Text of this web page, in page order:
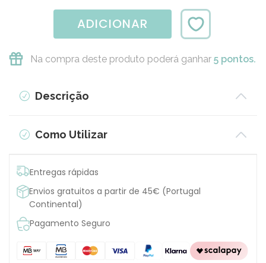
ADICIONAR
Na compra deste produto poderá ganhar 5 pontos.
Descrição
Como Utilizar
Entregas rápidas
Envios gratuitos a partir de 45€ (Portugal
Continental)
Pagamento Seguro